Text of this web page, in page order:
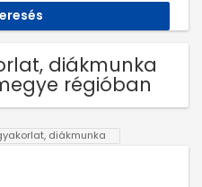
diákmunka
régióban
diákmunka